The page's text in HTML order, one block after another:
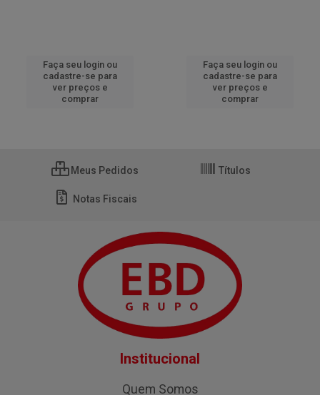
Faça seu login ou
cadastre-se para
ver preços e
comprar
Faça seu login ou
cadastre-se para
ver preços e
comprar
Meus Pedidos Títulos
Notas Fiscais
Institucional
Quem Somos